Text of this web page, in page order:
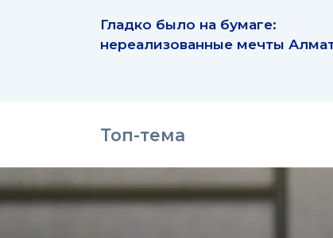
Гладко было на бумаге:
нереализованные мечты
Топ-тема